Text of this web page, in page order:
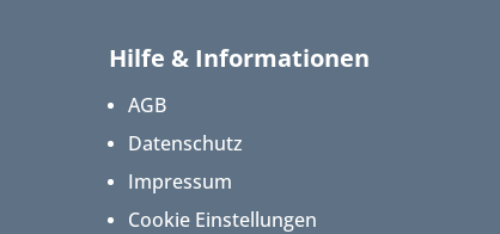
Hilfe & Informationen
AGB
Datenschutz
Impressum
Cookie Einstellungen